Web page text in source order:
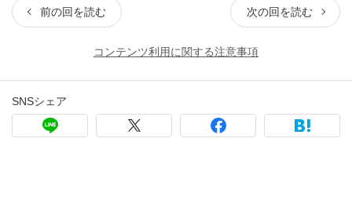
前の回を読む 次の回を読む
コンテンツ利用に関する注意事項
SNSシェア